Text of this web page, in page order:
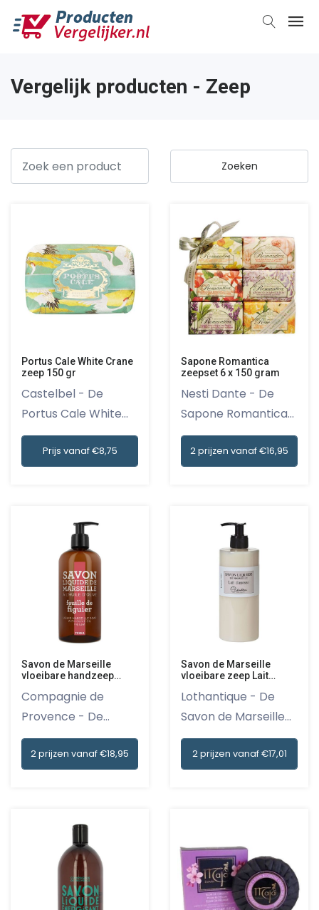
Vergelijk producten - Zeep
Portus Cale White Crane
zeep 150 gr
Castelbel - De
Portus Cale White
Crane zeep...
Prijs vanaf €8,75
Sapone Romantica
zeepset 6 x 150 gram
Nesti Dante - De
Sapone Romantica
Zeepset 6...
2 prijzen vanaf €16,95
Savon de Marseille
vloeibare handzeep
500 ml
Compagnie de
Provence - De
Savon de Marseil...
2 prijzen vanaf €18,95
Savon de Marseille
vloeibare zeep Lait
Lothantique - De
Savon de Marseille
vloeiba...
2 prijzen vanaf €17,01